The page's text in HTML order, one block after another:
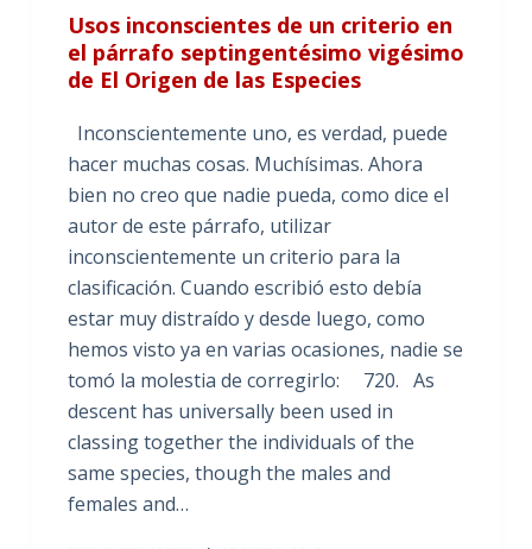
Usos inconscientes de un criterio en
el párrafo septingentésimo vigésimo
de El Origen de las Especies
Inconscientemente uno, es verdad, puede
hacer muchas cosas. Muchísimas. Ahora
bien no creo que nadie pueda, como dice el
autor de este párrafo, utilizar
inconscientemente un criterio para la
clasificación. Cuando escribió esto debía
estar muy distraído y desde luego, como
hemos visto ya en varias ocasiones, nadie se
tomó la molestia de corregirlo: 720. As
descent has universally been used in
classing together the individuals of the
same species, though the males and
females and…